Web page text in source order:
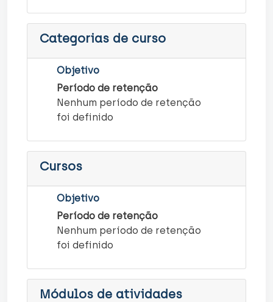
Categorias de curso
Objetivo
Período de retenção
Nenhum período de retenção
foi definido
Cursos
Objetivo
Período de retenção
Nenhum período de retenção
foi definido
Módulos de atividades